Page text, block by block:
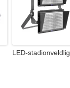
LED-stadionveldlig